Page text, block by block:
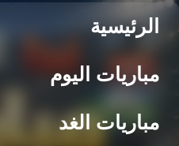
الرئيسية
مباريات اليوم
مباريات الغد